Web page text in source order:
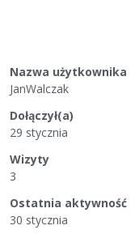
Nazwa użytkownika
JanWalczak
Dołączył(a)
29 stycznia
Wizyty
3
Ostatnia aktywność
30 stycznia